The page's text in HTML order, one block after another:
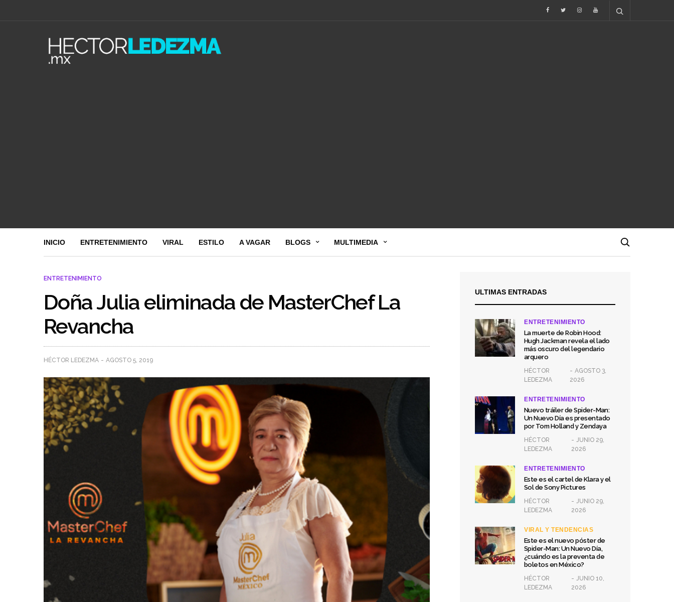
INICIO ENTRETENIMIENTO VIRAL ESTILO A VAGAR BLOGS MULTIMEDIA
ENTRETENIMIENTO
Doña Julia eliminada de MasterChef La
Revancha
HÉCTOR LEDEZMA AGOSTO 5, 2019
ULTIMAS ENTRADAS
ENTRETENIMIENTO
La muerte de Robin Hood:
Hugh Jackman revela el lado
más oscuro del legendario
arquero
HÉCTOR
LEDEZMA
AGOSTO 3,
2026
ENTRETENIMIENTO
Nuevo tráiler de Spider-Man:
Un Nuevo Día es presentado
por Tom Holland y Zendaya
HÉCTOR
LEDEZMA
JUNIO 29,
2026
ENTRETENIMIENTO
Este es el cartel de Klara y el
Sol de Sony Pictures
HÉCTOR
LEDEZMA
JUNIO 29,
2026
VIRAL Y TENDENCIAS
Este es el nuevo póster de
Spider-Man: Un Nuevo Día,
¿cuándo es la preventa de
boletos en México?
HÉCTOR
LEDEZMA
JUNIO 10,
2026